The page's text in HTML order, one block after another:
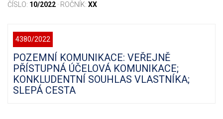
ČÍSLO: 10/2022 · ROČNÍK: XX
4380/2022
POZEMNÍ KOMUNIKACE: VEŘEJNĚ
PŘÍSTUPNÁ ÚČELOVÁ KOMUNIKACE;
KONKLUDENTNÍ SOUHLAS VLASTNÍKA;
SLEPÁ CESTA